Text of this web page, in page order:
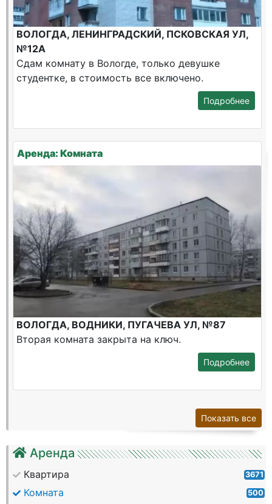
Аренда
Квартира 3671
Комната 500
ВОЛОГДА, ЛЕНИНГРАДСКИЙ, ПСКОВСКАЯ УЛ,
№12А
Сдам комнату в Вологде, только девушке
студентке, в стоимость все включено.
Подробнее
Аренда: Комната
ВОЛОГДА, ВОДНИКИ, ПУГАЧЕВА УЛ, №87
Вторая комната закрыта на ключ.
Подробнее
Показать все